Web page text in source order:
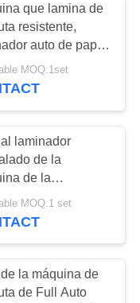
que lamina de
resistente,
auto de papel
12kw de la
MOQ:1set
laminador
de la
de la
de hoja con
auto
MOQ:1 set
la máquina de
de Full Auto